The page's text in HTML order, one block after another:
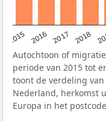
2015 2016 2017 2018
Autochtoon of
periode van 2015 tot
toont de verdeling
Nederland, herkomst
Europa in het